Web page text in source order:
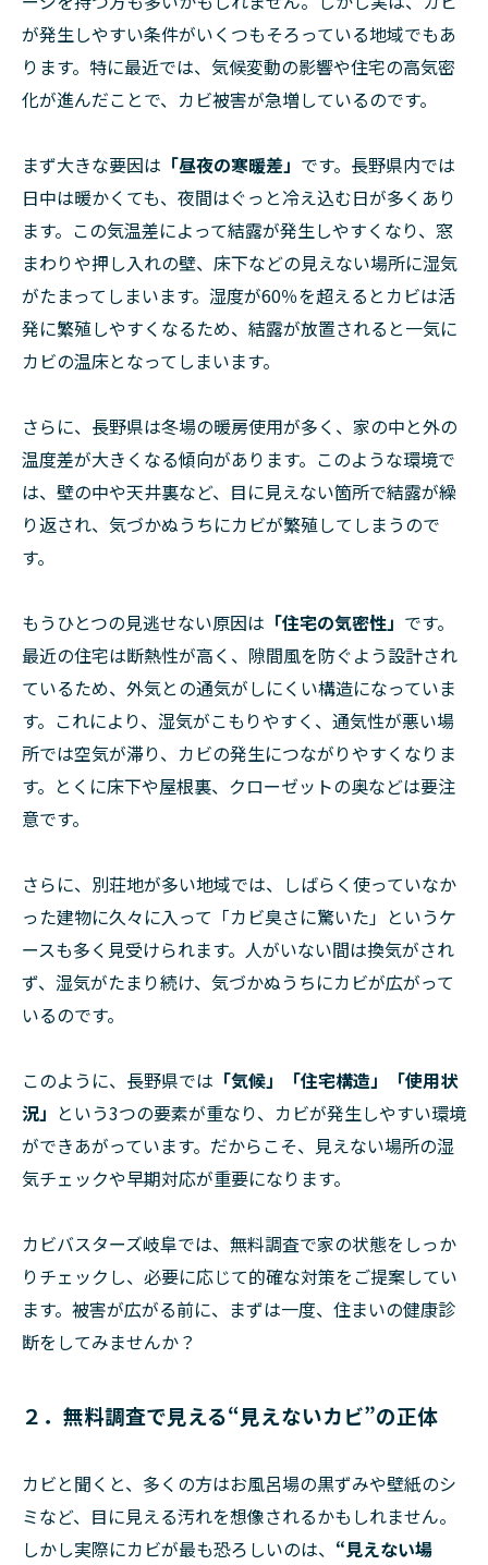
が発生しやすい条件がいくつもそろっている地域でもあ
ります。特に最近では、気候変動の影響や住宅の高気密
化が進んだことで、カビ被害が急増しているのです。
まず大きな要因は 「昼夜の寒暖差」 です。長野県内では
日中は暖かくても、夜間はぐっと冷え込む日が多くあり
ます。この気温差によって結露が発生しやすくなり、窓
まわりや押し入れの壁、床下などの見えない場所に湿気
がたまってしまいます。湿度が60％を超えるとカビは活
発に繁殖しやすくなるため、結露が放置されると一気に
カビの温床となってしまいます。
さらに、長野県は冬場の暖房使用が多く、家の中と外の
温度差が大きくなる傾向があります。このような環境で
は、壁の中や天井裏など、目に見えない箇所で結露が繰
り返され、気づかぬうちにカビが繁殖してしまうので
す。
もうひとつの見逃せない原因は 「住宅の気密性」 です。
最近の住宅は断熱性が高く、隙間風を防ぐよう設計され
ているため、外気との通気がしにくい構造になっていま
す。これにより、湿気がこもりやすく、通気性が悪い場
所では空気が滞り、カビの発生につながりやすくなりま
す。とくに床下や屋根裏、クローゼットの奥などは要注
意です。
さらに、別荘地が多い地域では、しばらく使っていなか
った建物に久々に入って「カビ臭さに驚いた」というケ
ースも多く見受けられます。人がいない間は換気がされ
ず、湿気がたまり続け、気づかぬうちにカビが広がって
いるのです。
このように、長野県では 「気候」「住宅構造」「使用状
況」 という3つの要素が重なり、カビが発生しやすい環境
ができあがっています。だからこそ、見えない場所の湿
気チェックや早期対応が重要になります。
カビバスターズ岐阜では、無料調査で家の状態をしっか
りチェックし、必要に応じて的確な対策をご提案してい
ます。被害が広がる前に、まずは一度、住まいの健康診
断をしてみませんか？
２．無料調査で見える“見えないカビ”の正体
カビと聞くと、多くの方はお風呂場の黒ずみや壁紙のシ
ミなど、目に見える汚れを想像されるかもしれません。
しかし実際にカビが最も恐ろしいのは、 “見えない場